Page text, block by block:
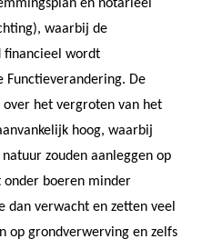
en notarieel
waarbij de
financieel wordt
Functieverandering. De
het vergroten van het
hoog, waarbij
zouden aanleggen op
boeren minder
dan verwacht en zetten veel
op grondverwerving en zelfs